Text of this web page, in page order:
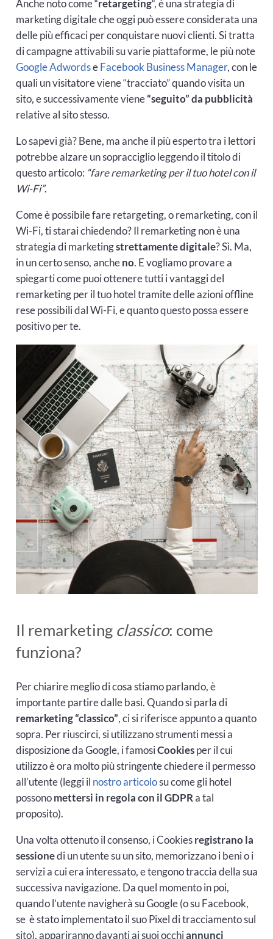
Anche noto come “retargeting“, è una strategia di
marketing digitale che oggi può essere considerata una
delle più efficaci per conquistare nuovi clienti. Si tratta
di campagne attivabili su varie piattaforme, le più note
Google AdwordseFacebook Business Manager, con le
quali un visitatore viene “tracciato” quando visita un
sito, e successivamente viene“seguito” da pubblicità
relative al sito stesso.
Lo sapevi già? Bene, ma anche il più esperto tra i lettori
potrebbe alzare un sopracciglio leggendo il titolo di
questo articolo: “fare remarketing per il tuo hotel con il
Wi-Fi”.
Come è possibile fare retargeting, o remarketing, con il
Wi-Fi, ti starai chiedendo? Il remarketing non è una
strategia di marketingstrettamente digitale? Sì. Ma,
in un certo senso, ancheno. E vogliamo provare a
spiegarti come puoi ottenere tutti i vantaggi del
remarketing per il tuo hotel tramite delle azioni offline
rese possibili dal Wi-Fi, e quanto questo possa essere
positivo per te.
Il remarketing classico: come
funziona?
Per chiarire meglio di cosa stiamo parlando, è
importante partire dalle basi. Quando si parla di
remarketing “classico”, ci si riferisce appunto a quanto
sopra. Per riuscirci, si utilizzano strumenti messi a
disposizione da Google, i famosiCookiesper il cui
utilizzo è ora molto più stringente chiedere il permesso
all’utente (leggi il nostro articolosu come gli hotel
possonomettersi in regola con il GDPRa tal
proposito).
Una volta ottenuto il consenso, i Cookiesregistrano la
sessionedi un utente su un sito, memorizzano i beni o i
servizi a cui era interessato, e tengono traccia della sua
successiva navigazione. Da quel momento in poi,
quando l’utente navigherà su Google (o su Facebook,
se è stato implementato il suo Pixel di tracciamento sul
sito), appariranno davanti ai suoi occhiannunci